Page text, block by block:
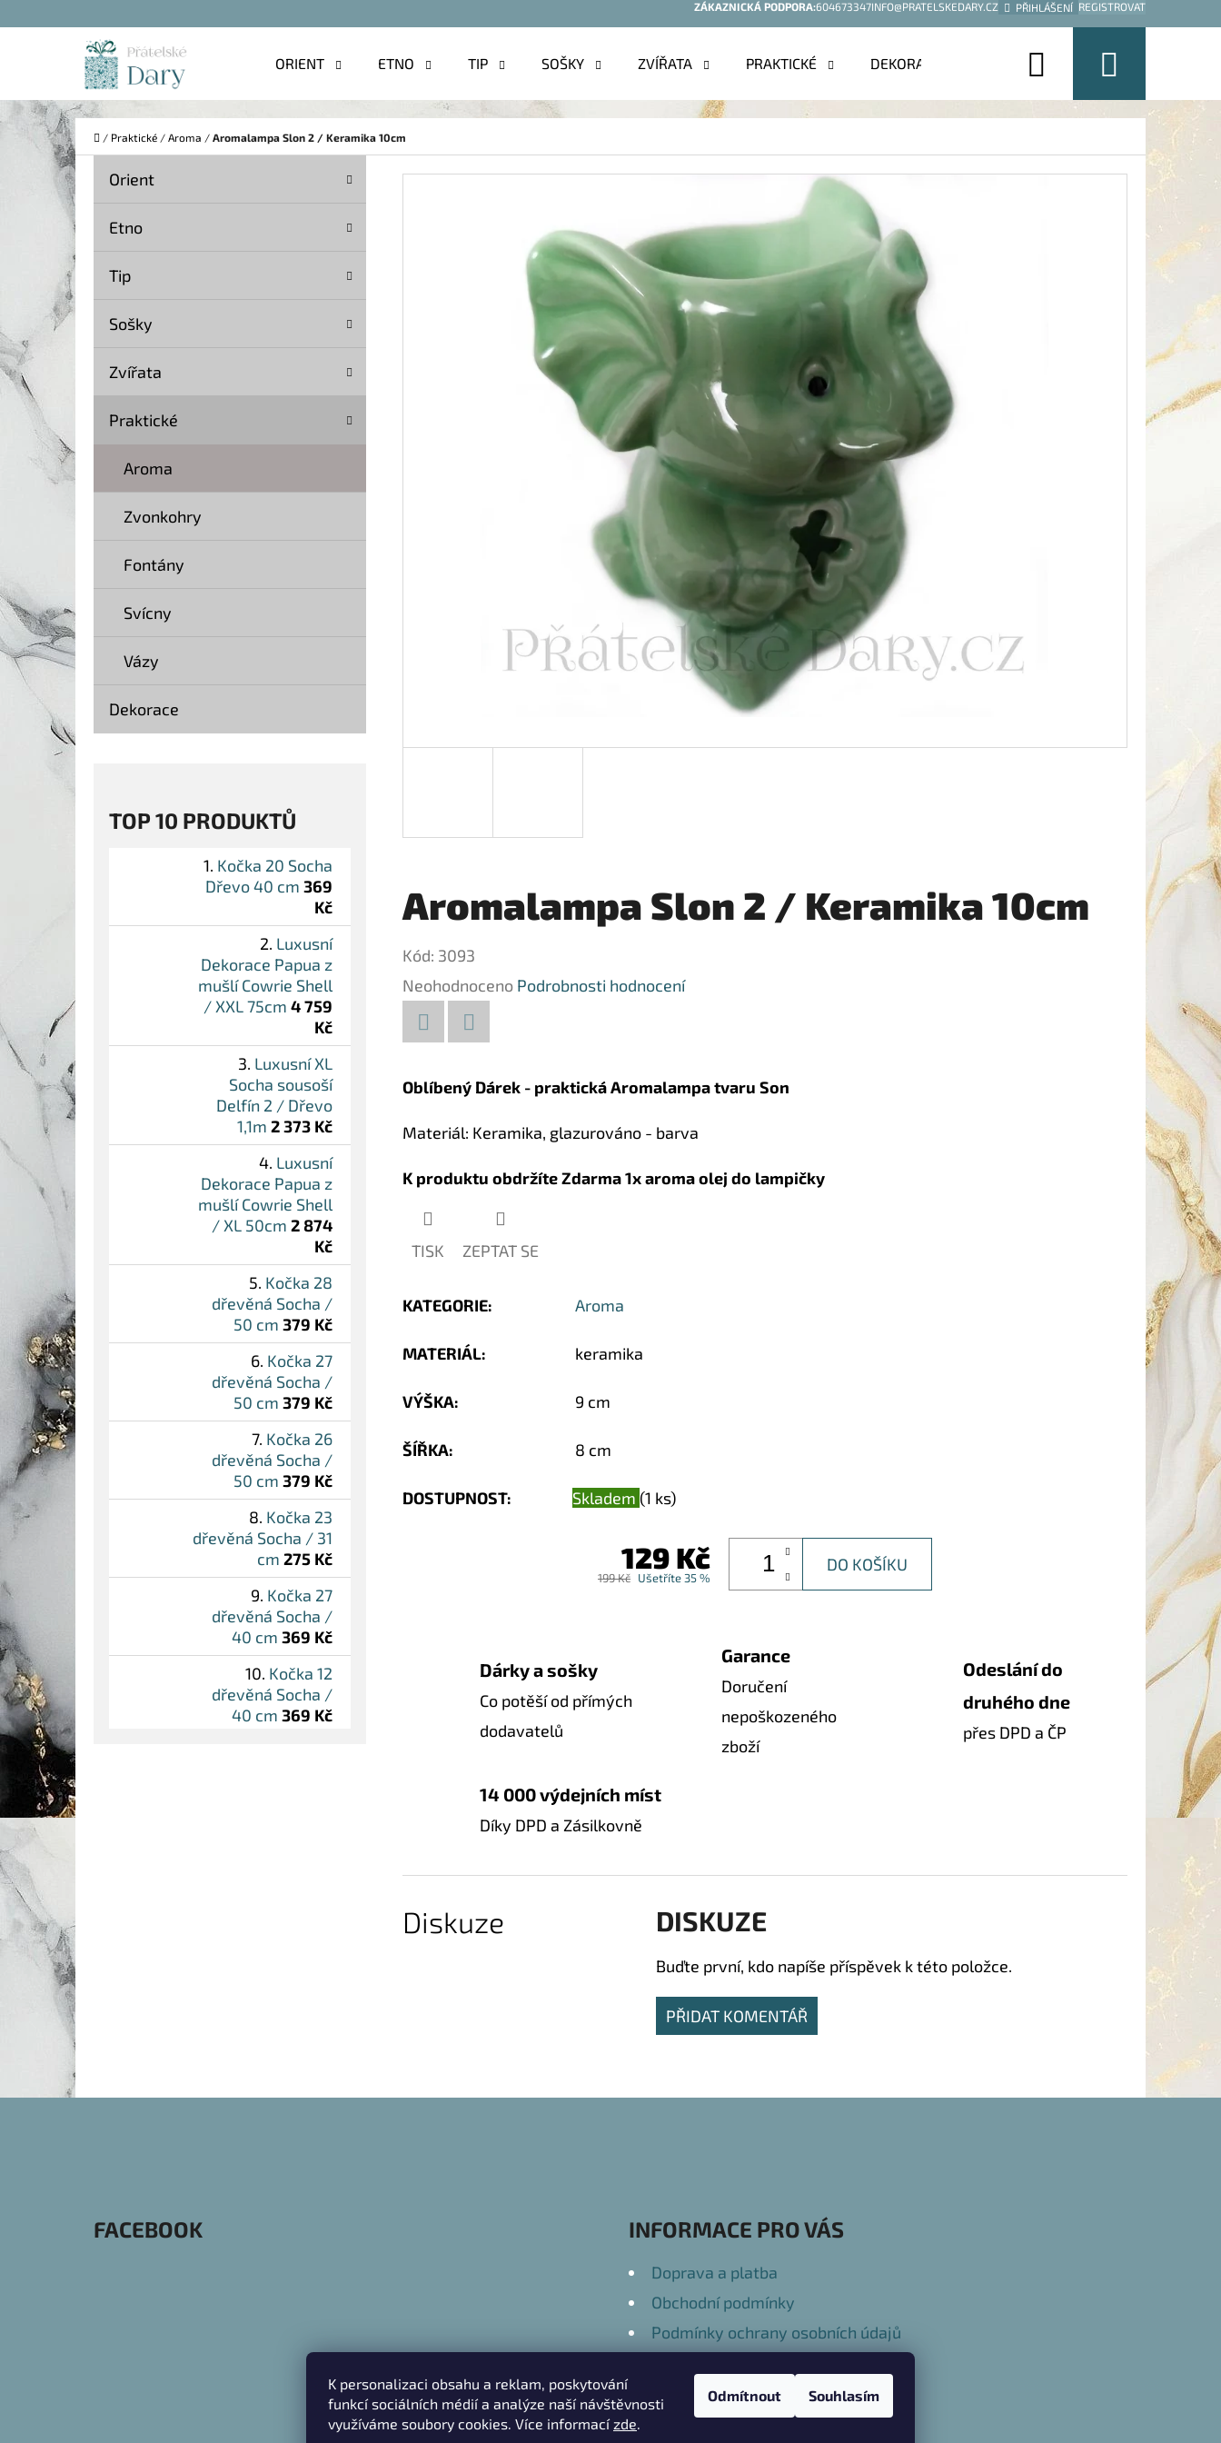
K personalizaci obsahu a reklam, poskytování
funkcí sociálních médií a analýze naší návštěvnosti
využíváme soubory cookies. Více informacízde.
Odmítnout Souhlasím
ZÁKAZNICKÁ PODPORA:604673347INFO@PRATELSKEDARY.CZ PŘIHLÁŠENÍ REGISTROVAT
ORIENT ETNO TIP SOŠKY ZVÍŘATA PRAKTICKÉ DEKORACE Hledat
košík
Domů
/ Praktické / Aroma / Aromalampa Slon 2 / Keramika 10cm
P
O
S
T
A
N
Přeskočit
Orient
Etno
Tip
Sošky
Zvířata
Praktické
Aroma
Zvonkohry
Fontány
Svícny
Vázy
Dekorace
TOP 10 PRODUKTŮ
Kočka 20 Socha
Dřevo 40 cm 369
Kč
Luxusní
Dekorace Papua z
mušlí Cowrie Shell
/ XXL 75cm 4 759
Kč
Luxusní XL
Socha sousoší
Delfín 2 / Dřevo
1,1m 2 373 Kč
Luxusní
Dekorace Papua z
mušlí Cowrie Shell
/ XL 50cm 2 874
Kč
Kočka 28
dřevěná Socha /
50 cm 379 Kč
Kočka 27
dřevěná Socha /
50 cm 379 Kč
Kočka 26
dřevěná Socha /
50 cm 379 Kč
Kočka 23
dřevěná Socha / 31
cm 275 Kč
Kočka 27
dřevěná Socha /
40 cm 369 Kč
Kočka 12
dřevěná Socha /
40 cm 369 Kč
Aromalampa Slon 2 / Keramika 10cm
Kód: 3093
Průměrné
hodnocení
produktu
z
hvězdiček.
Neohodnoceno Podrobnosti hodnocení
Oblíbený Dárek - praktická Aromalampa tvaru Son
Materiál: Keramika, glazurováno - barva
K produktu obdržíte Zdarma 1x aroma olej do lampičky
TISK ZEPTAT SE
KATEGORIE: Aroma
MATERIÁL: keramika
VÝŠKA: 9 cm
ŠÍŘKA: 8 cm
DOSTUPNOST: Skladem (1 ks)
129 Kč
199 Kč Ušetříte 35 %
DO KOŠÍKU
Dárky a sošky
Co potěší od přímých
dodavatelů
Garance
Doručení
nepoškozeného
zboží
Odeslání do
druhého dne
přes DPD a ČP
14 000 výdejních míst
Díky DPD a Zásilkovně
Diskuze DISKUZE
Buďte první, kdo napíše příspěvek k této položce.
PŘIDAT KOMENTÁŘ
Í
K
Zpět
obchodu
Zpět
obchodu
CO POTŘEBUJETE NAJÍT?
DOPORUČUJEME
KOČKA 20 SOCHA DŘEVO 40 CM
Původně: 499 Kč
LUXUSNÍ DEKORACE PAPUA Z MUŠLÍ
LUXUSNÍ XL SOCHA SOUSOŠÍ DELFÍN 2 /
DŘEVO 1,1M
3 490 Kč
FACEBOOK INFORMACE PRO VÁS
Doprava a platba
Obchodní podmínky
Podmínky ochrany osobních údajů